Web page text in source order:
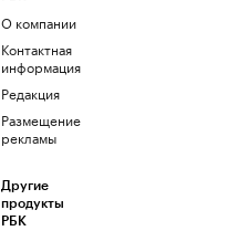
О компании
Контактная
информация
Редакция
Размещение
рекламы
Другие
продукты
РБК